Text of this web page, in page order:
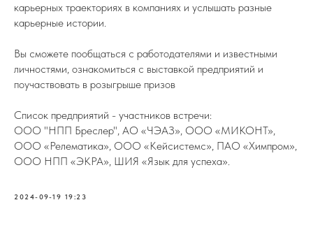
карьерных траекториях в компаниях и услышать разные
карьерные истории.
Вы сможете пообщаться с работодателями и известными
личностями, ознакомиться с выставкой предприятий и
поучаствовать в розыгрыше призов
Список предприятий - участников встречи:
ООО "НПП Бреслер", АО «ЧЭАЗ», ООО «МИКОНТ»,
ООО «Релематика», ООО «Кейсистемс», ПАО «Химпром»,
ООО НПП «ЭКРА», ШИЯ «Язык для успеха».
2024-09-19 19:23